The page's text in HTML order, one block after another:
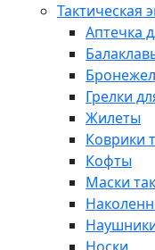
Тактическая
Аптечка
Грелки
Жилеты
Коврики
Кофты
Маски